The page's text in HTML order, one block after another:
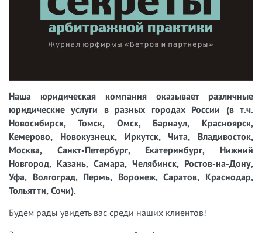
Наша юридическая компания оказывает различные
юридические услуги в разных городах России (в т.ч.
Новосибирск, Томск, Омск, Барнаул, Красноярск,
Кемерово, Новокузнецк, Иркутск, Чита, Владивосток,
Москва, Санкт-Петербург, Екатеринбург, Нижний
Новгород, Казань, Самара, Челябинск, Ростов-на-Дону,
Уфа, Волгоград, Пермь, Воронеж, Саратов, Краснодар,
Тольятти, Сочи).
Будем рады увидеть вас среди наших клиентов!